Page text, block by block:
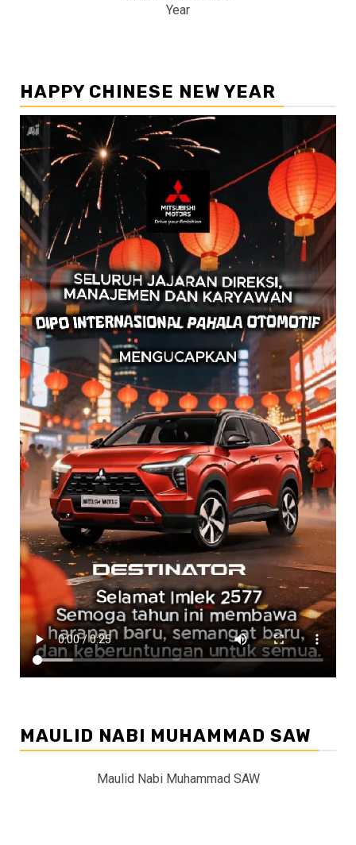
Year
HAPPY CHINESE NEW YEAR
MAULID NABI MUHAMMAD SAW
Maulid Nabi Muhammad SAW